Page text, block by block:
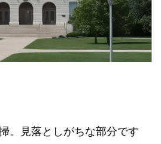
。見落としがちな部分です